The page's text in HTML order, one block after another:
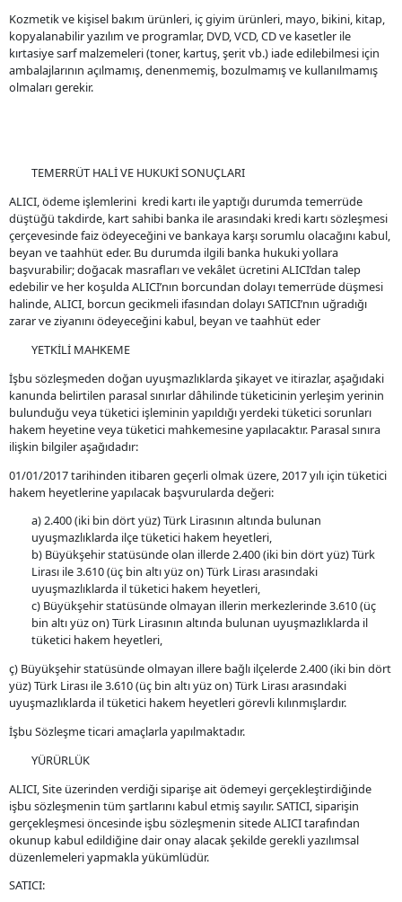
Kozmetik ve kişisel bakım ürünleri, iç giyim ürünleri, mayo, bikini, kitap,
kopyalanabilir yazılım ve programlar, DVD, VCD, CD ve kasetler ile
kırtasiye sarf malzemeleri (toner, kartuş, şerit vb.) iade edilebilmesi için
ambalajlarının açılmamış, denenmemiş, bozulmamış ve kullanılmamış
olmaları gerekir.
TEMERRÜT HALİ VE HUKUKİ SONUÇLARI
ALICI, ödeme işlemlerini kredi kartı ile yaptığı durumda temerrüde
düştüğü takdirde, kart sahibi banka ile arasındaki kredi kartı sözleşmesi
çerçevesinde faiz ödeyeceğini ve bankaya karşı sorumlu olacağını kabul,
beyan ve taahhüt eder. Bu durumda ilgili banka hukuki yollara
başvurabilir; doğacak masrafları ve vekâlet ücretini ALICI’dan talep
edebilir ve her koşulda ALICI’nın borcundan dolayı temerrüde düşmesi
halinde, ALICI, borcun gecikmeli ifasından dolayı SATICI’nın uğradığı
zarar ve ziyanını ödeyeceğini kabul, beyan ve taahhüt eder
YETKİLİ MAHKEME
İşbu sözleşmeden doğan uyuşmazlıklarda şikayet ve itirazlar, aşağıdaki
kanunda belirtilen parasal sınırlar dâhilinde tüketicinin yerleşim yerinin
bulunduğu veya tüketici işleminin yapıldığı yerdeki tüketici sorunları
hakem heyetine veya tüketici mahkemesine yapılacaktır. Parasal sınıra
ilişkin bilgiler aşağıdadır:
01/01/2017 tarihinden itibaren geçerli olmak üzere, 2017 yılı için tüketici
hakem heyetlerine yapılacak başvurularda değeri:
a) 2.400 (iki bin dört yüz) Türk Lirasının altında bulunan
uyuşmazlıklarda ilçe tüketici hakem heyetleri,
b) Büyükşehir statüsünde olan illerde 2.400 (iki bin dört yüz) Türk
Lirası ile 3.610 (üç bin altı yüz on) Türk Lirası arasındaki
uyuşmazlıklarda il tüketici hakem heyetleri,
c) Büyükşehir statüsünde olmayan illerin merkezlerinde 3.610 (üç
bin altı yüz on) Türk Lirasının altında bulunan uyuşmazlıklarda il
tüketici hakem heyetleri,
ç) Büyükşehir statüsünde olmayan illere bağlı ilçelerde 2.400 (iki bin dört
yüz) Türk Lirası ile 3.610 (üç bin altı yüz on) Türk Lirası arasındaki
uyuşmazlıklarda il tüketici hakem heyetleri görevli kılınmışlardır.
İşbu Sözleşme ticari amaçlarla yapılmaktadır.
YÜRÜRLÜK
ALICI, Site üzerinden verdiği siparişe ait ödemeyi gerçekleştirdiğinde
işbu sözleşmenin tüm şartlarını kabul etmiş sayılır. SATICI, siparişin
gerçekleşmesi öncesinde işbu sözleşmenin sitede ALICI tarafından
okunup kabul edildiğine dair onay alacak şekilde gerekli yazılımsal
düzenlemeleri yapmakla yükümlüdür.
SATICI: